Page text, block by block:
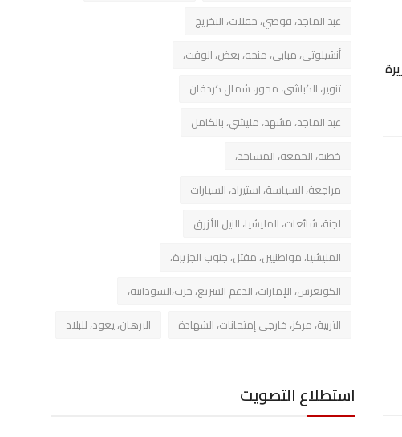
عبد الماجد، فوضي، حفلات، التخريج
أنشيلوتي، مبابي، منحه، بعض، الوقت،
تنوير، الكباشي، محور، شمال كردفان
عبد الماجد، مشهد، مليشي، بالكامل
خطبة، الجمعة، المساجد،
مراجعة، السياسة، استيراد، السيارات
لجنة، شائعات، المليشيا، النيل الأزرق
المليشيا، مواطنيين، مقتل، جنوب الجزيرة،
الكونغرس، الإمارات، الدعم السريع، حرب،السودانية،
التربية، مركز، خارجي إمتحانات، الشهادة
البرهان، يعود، للبلاد
استطلاع التصويت